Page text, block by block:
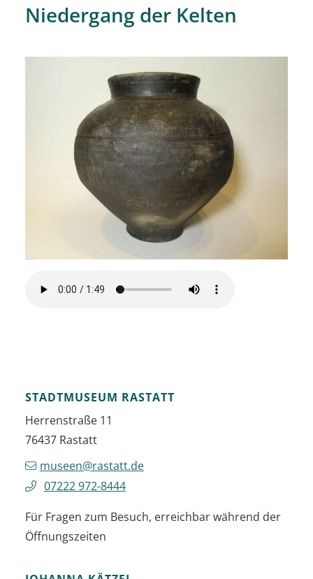
Niedergang der Kelten
STADTMUSEUM RASTATT
Herrenstraße 11
76437 Rastatt
museen@rastatt.de
07222 972-8444
Für Fragen zum Besuch, erreichbar während der
Öffnungszeiten